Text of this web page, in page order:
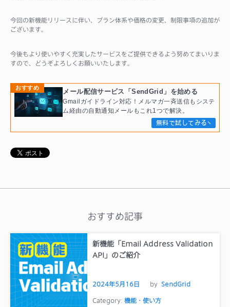
今回の新機能リリースに伴い、プラン体系や価格の変更、制限事項の追加が
ございます。
今後もより使いやすく充実したサービスをご提供できるよう努めてまいりま
すので、どうぞよろしくお願いいたします。
おすすめ
メール配信サービス「SendGrid」を始める
Gmailガイドライン対応！メルマガ一斉送信もシステ
ム経由の自動通知メールもこれ1つで解決。
無料で試してみる
おすすめ記事
新機能「Email Address Validation
API」のご紹介
2024年5月16日 by SendGrid
Category: 機能・使い方